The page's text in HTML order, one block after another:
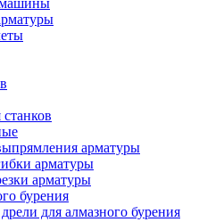
арматуры
арматуры
арматуры
бурения
для алмазного бурения